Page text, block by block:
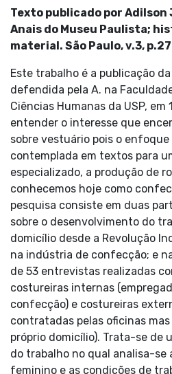
Texto publicado por Adilson
Anais do Museu Paulista;
material. São Paulo, v.3,
Este trabalho é a publicação
defendida pela A. na
Ciências Humanas da USP,
entender o interesse que
sobre vestuário pois o
contemplada em textos para
especializado, a produção de
conhecemos hoje como
pesquisa consiste em duas
sobre o desenvolvimento do
domicílio desde a Revolução
na indústria de confecção; e
de 53 entrevistas realizadas
costureiras internas
confecção) e costureiras
contratadas pelas oficinas
próprio domicílio). Trata-se de
do trabalho no qual analisa-se
feminino e as condições de